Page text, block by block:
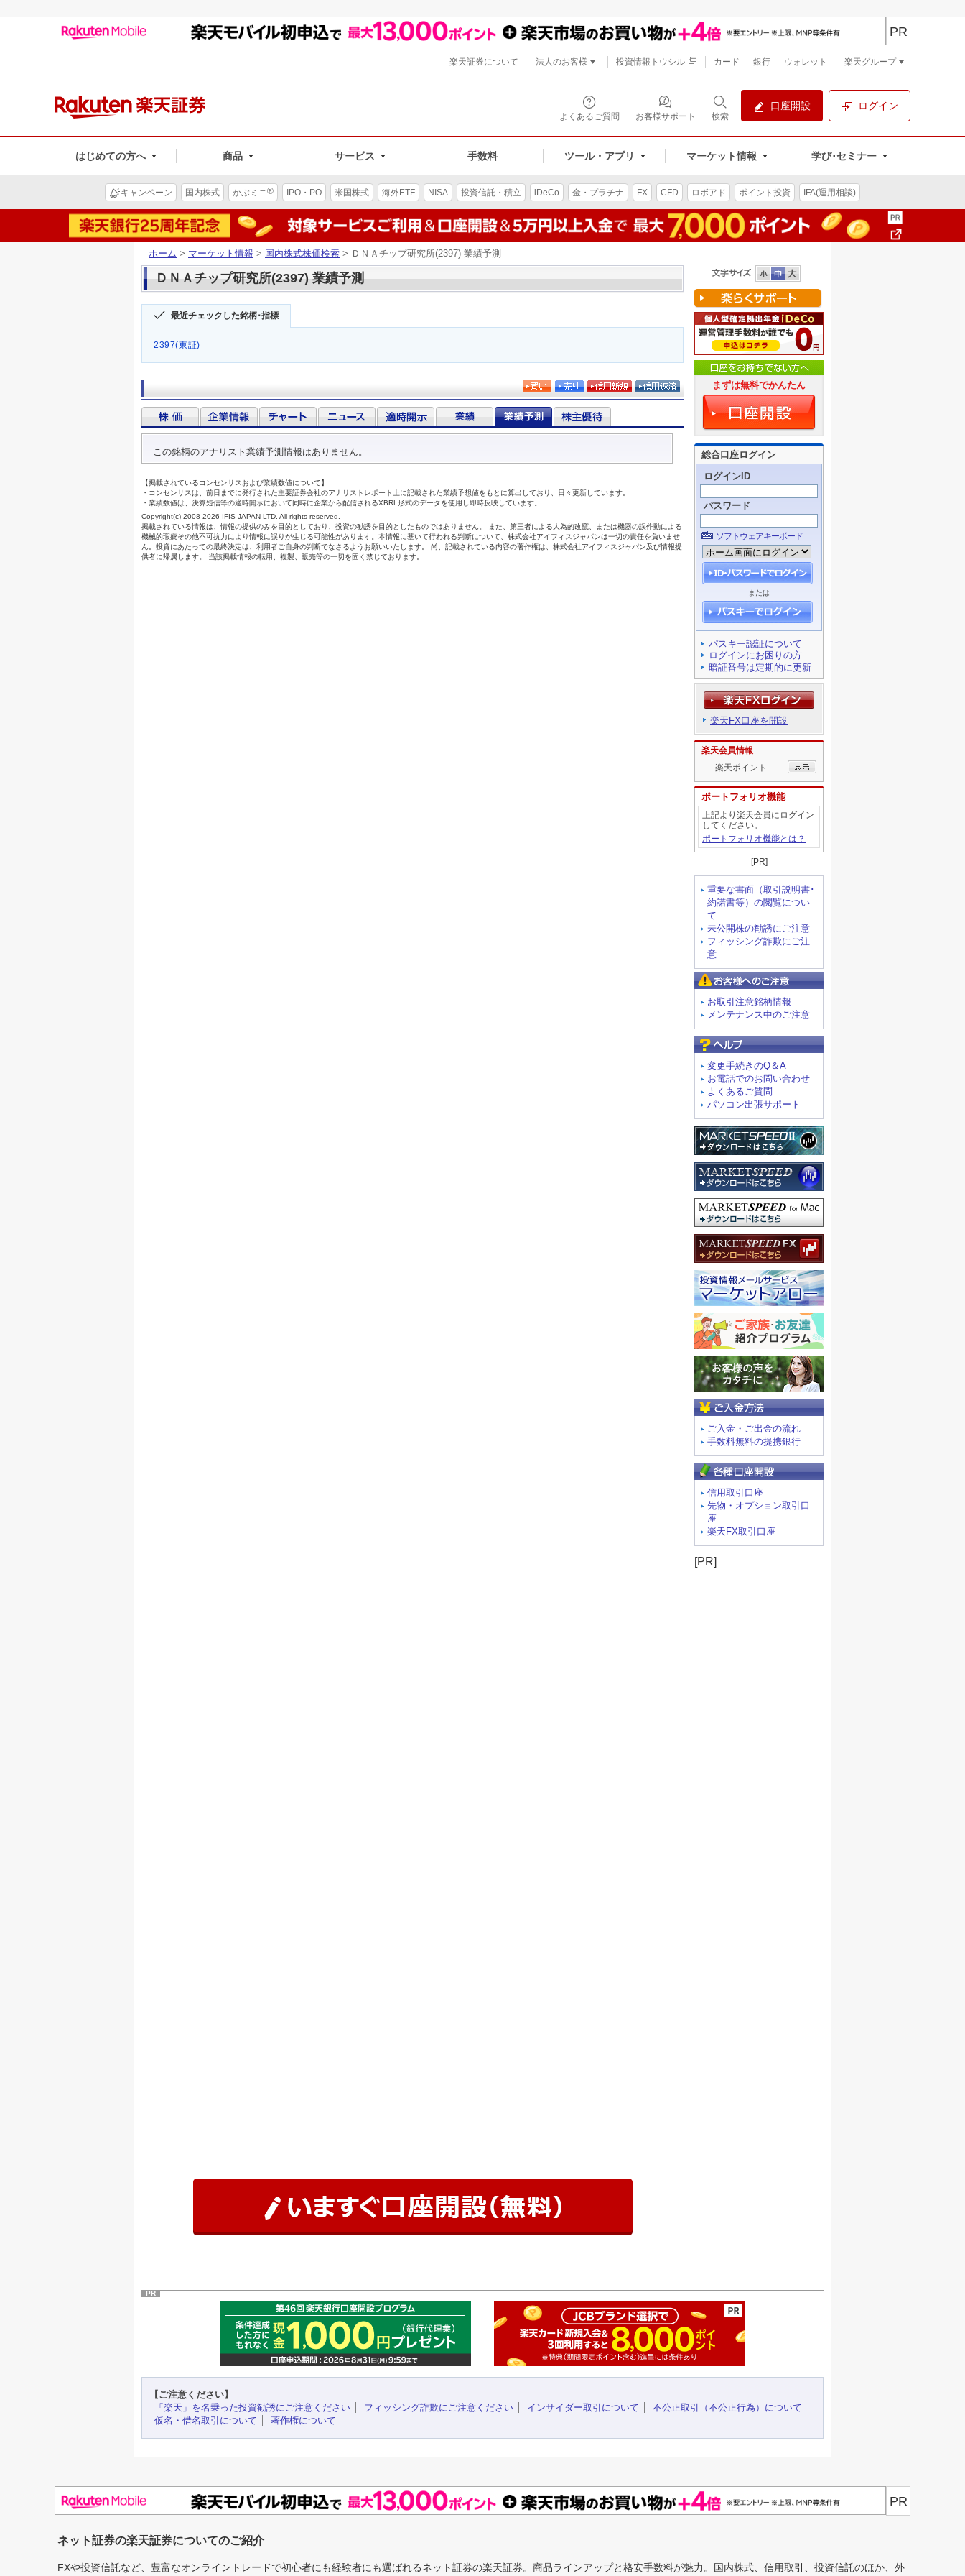
よくあるご質問 お客様サポート 検索
口座開設 ログイン
はじめての方へ 商品 サービス 手数料 ツール・アプリ マーケット情報 学び･セミナー
PR
楽天証券について 法人のお客様 投資情報トウシル カード 銀行 ウォレット 楽天グループ
キャンペーン 国内株式 かぶミニ® IPO・PO 米国株式 海外ETF NISA 投資信託・積立 iDeCo 金・プラチナ FX CFD ロボアド ポイント投資 IFA(運用相談)
ホーム > マーケット情報 > 国内株式株価検索 > ＤＮＡチップ研究所(2397) 業績予測
ＤＮＡチップ研究所(2397) 業績予測
最近チェックした銘柄･指標
2397(東証)
まずは無料でかんたん
総合口座ログイン
ログインID
パスワード
ソフトウェアキーボード
または
パスキー認証について
ログインにお困りの方
暗証番号は定期的に更新
楽天FX口座を開設
楽天会員情報
楽天ポイント
ポートフォリオ機能
上記より楽天会員にログイン
してください。
ポートフォリオ機能とは？
[PR]
重要な書面（取引説明書･
約諾書等）の閲覧につい
て
未公開株の勧誘にご注意
フィッシング詐欺にご注
意
お取引注意銘柄情報
メンテナンス中のご注意
変更手続きのQ＆A
お電話でのお問い合わせ
よくあるご質問
パソコン出張サポート
ご入金・ご出金の流れ
手数料無料の提携銀行
信用取引口座
先物・オプション取引口
座
楽天FX取引口座
[PR]
PR
【ご注意ください】
「楽天」を名乗った投資勧誘にご注意ください
フィッシング詐欺にご注意ください インサイダー取引について
不公正取引（不公正行為）について
仮名・借名取引について
著作権について
PR
ネット証券の楽天証券についてのご紹介
FXや投資信託など、豊富なオンライントレードで初心者にも経験者にも選ばれるネット証券の楽天証券。商品ラインアップと格安手数料が魅力。国内株式、信用取引、投資信託のほか、外